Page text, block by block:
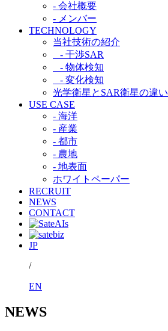
- 会社概要
- メンバー
TECHNOLOGY
当社技術の紹介​
- 干渉SAR​
- 物体検知​
- 変化検知​
光学衛星とSAR衛星の違い​
USE CASE
- 海洋
- 産業
- 都市​
- 農地
- 地表面
ホワイトペーパー
RECRUIT
NEWS
CONTACT
JP
/
EN
NEWS